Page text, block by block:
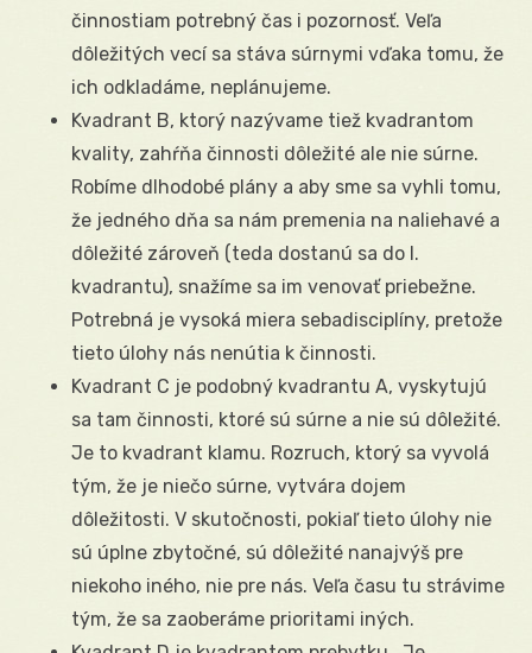
činnostiam potrebný čas i pozornosť. Veľa
dôležitých vecí sa stáva súrnymi vďaka tomu, že
ich odkladáme, neplánujeme.
Kvadrant B, ktorý nazývame tiež kvadrantom
kvality, zahŕňa činnosti dôležité ale nie súrne.
Robíme dlhodobé plány a aby sme sa vyhli tomu,
že jedného dňa sa nám premenia na naliehavé a
dôležité zároveň (teda dostanú sa do I.
kvadrantu), snažíme sa im venovať priebežne.
Potrebná je vysoká miera sebadisciplíny, pretože
tieto úlohy nás nenútia k činnosti.
Kvadrant C je podobný kvadrantu A, vyskytujú
sa tam činnosti, ktoré sú súrne a nie sú dôležité.
Je to kvadrant klamu. Rozruch, ktorý sa vyvolá
tým, že je niečo súrne, vytvára dojem
dôležitosti. V skutočnosti, pokiaľ tieto úlohy nie
sú úplne zbytočné, sú dôležité nanajvýš pre
niekoho iného, nie pre nás. Veľa času tu strávime
tým, že sa zaoberáme prioritami iných.